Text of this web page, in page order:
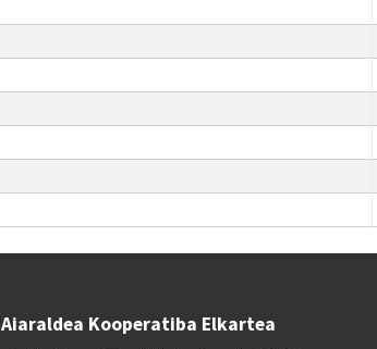
Aiaraldea Kooperatiba Elkartea